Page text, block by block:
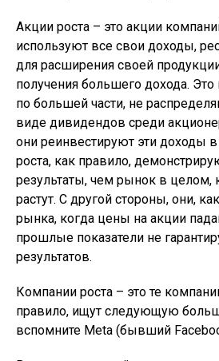
Акции роста – это акции
используют все свои доходы,
для расширения своей
получения большего дохода.
по большей части, не
виде дивидендов среди
они реинвестируют эти доходы
роста, как правило,
результаты, чем рынок в целом,
растут. С другой стороны, они,
рынка, когда цены на акции
прошлые показатели не
результатов.
Компании роста – это те
правило, ищут следующую
вспомните Meta (бывший